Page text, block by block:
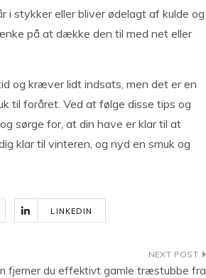
i stykker eller bliver ødelagt af kulde og
på at dække den til med net eller
og kræver lidt indsats, men det er en
til foråret. Ved at følge disse tips og
sørge for, at din have er klar til at
klar til vinteren, og nyd en smuk og
LINKEDIN
fjerner du effektivt gamle træstubbe fra